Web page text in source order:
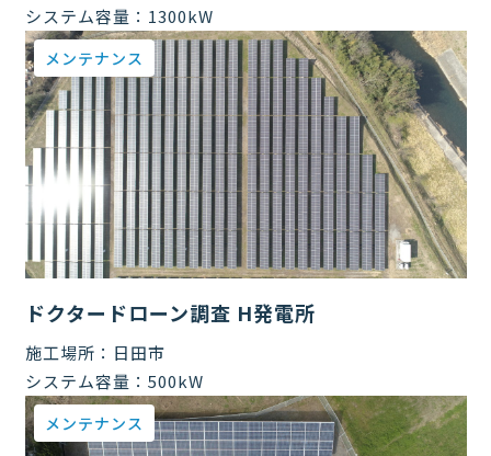
システム容量： 1300kW
メンテナンス
ドクタードローン調査 H発電所
施工場所： 日田市
システム容量： 500kW
メンテナンス